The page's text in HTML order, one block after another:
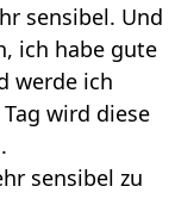
sensibel. Und
ich habe gute
werde ich
wird diese
sensibel zu